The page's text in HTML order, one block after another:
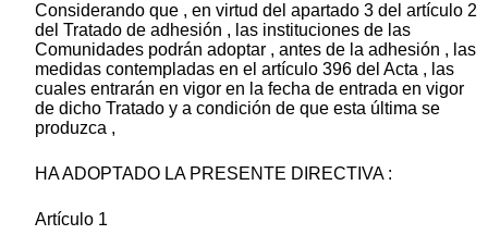
Considerando que , en virtud del apartado 3 del artículo 2
del Tratado de adhesión , las instituciones de las
Comunidades podrán adoptar , antes de la adhesión , las
medidas contempladas en el artículo 396 del Acta , las
cuales entrarán en vigor en la fecha de entrada en vigor
de dicho Tratado y a condición de que esta última se
produzca ,
HA ADOPTADO LA PRESENTE DIRECTIVA :
Artículo 1